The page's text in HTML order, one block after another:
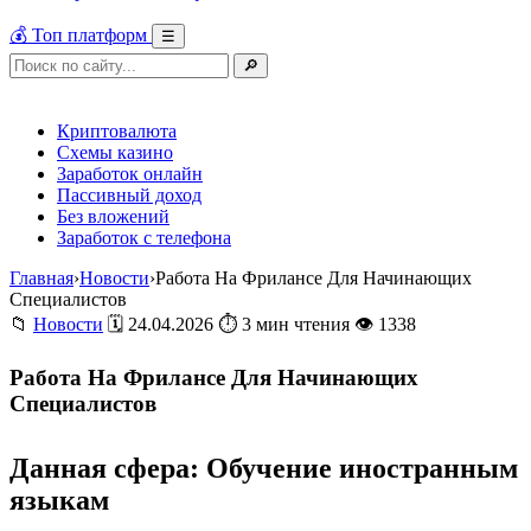
💰 Топ платформ
☰
🔎
Криптовалюта
Схемы казино
Заработок онлайн
Пассивный доход
Без вложений
Заработок с телефона
Главная›Новости›Работа На Фрилансе Для Начинающих
Специалистов
📁 Новости 🗓 24.04.2026 ⏱ 3 мин чтения 👁 1338
Работа На Фрилансе Для Начинающих
Специалистов
Данная сфера: Обучение иностранным
языкам